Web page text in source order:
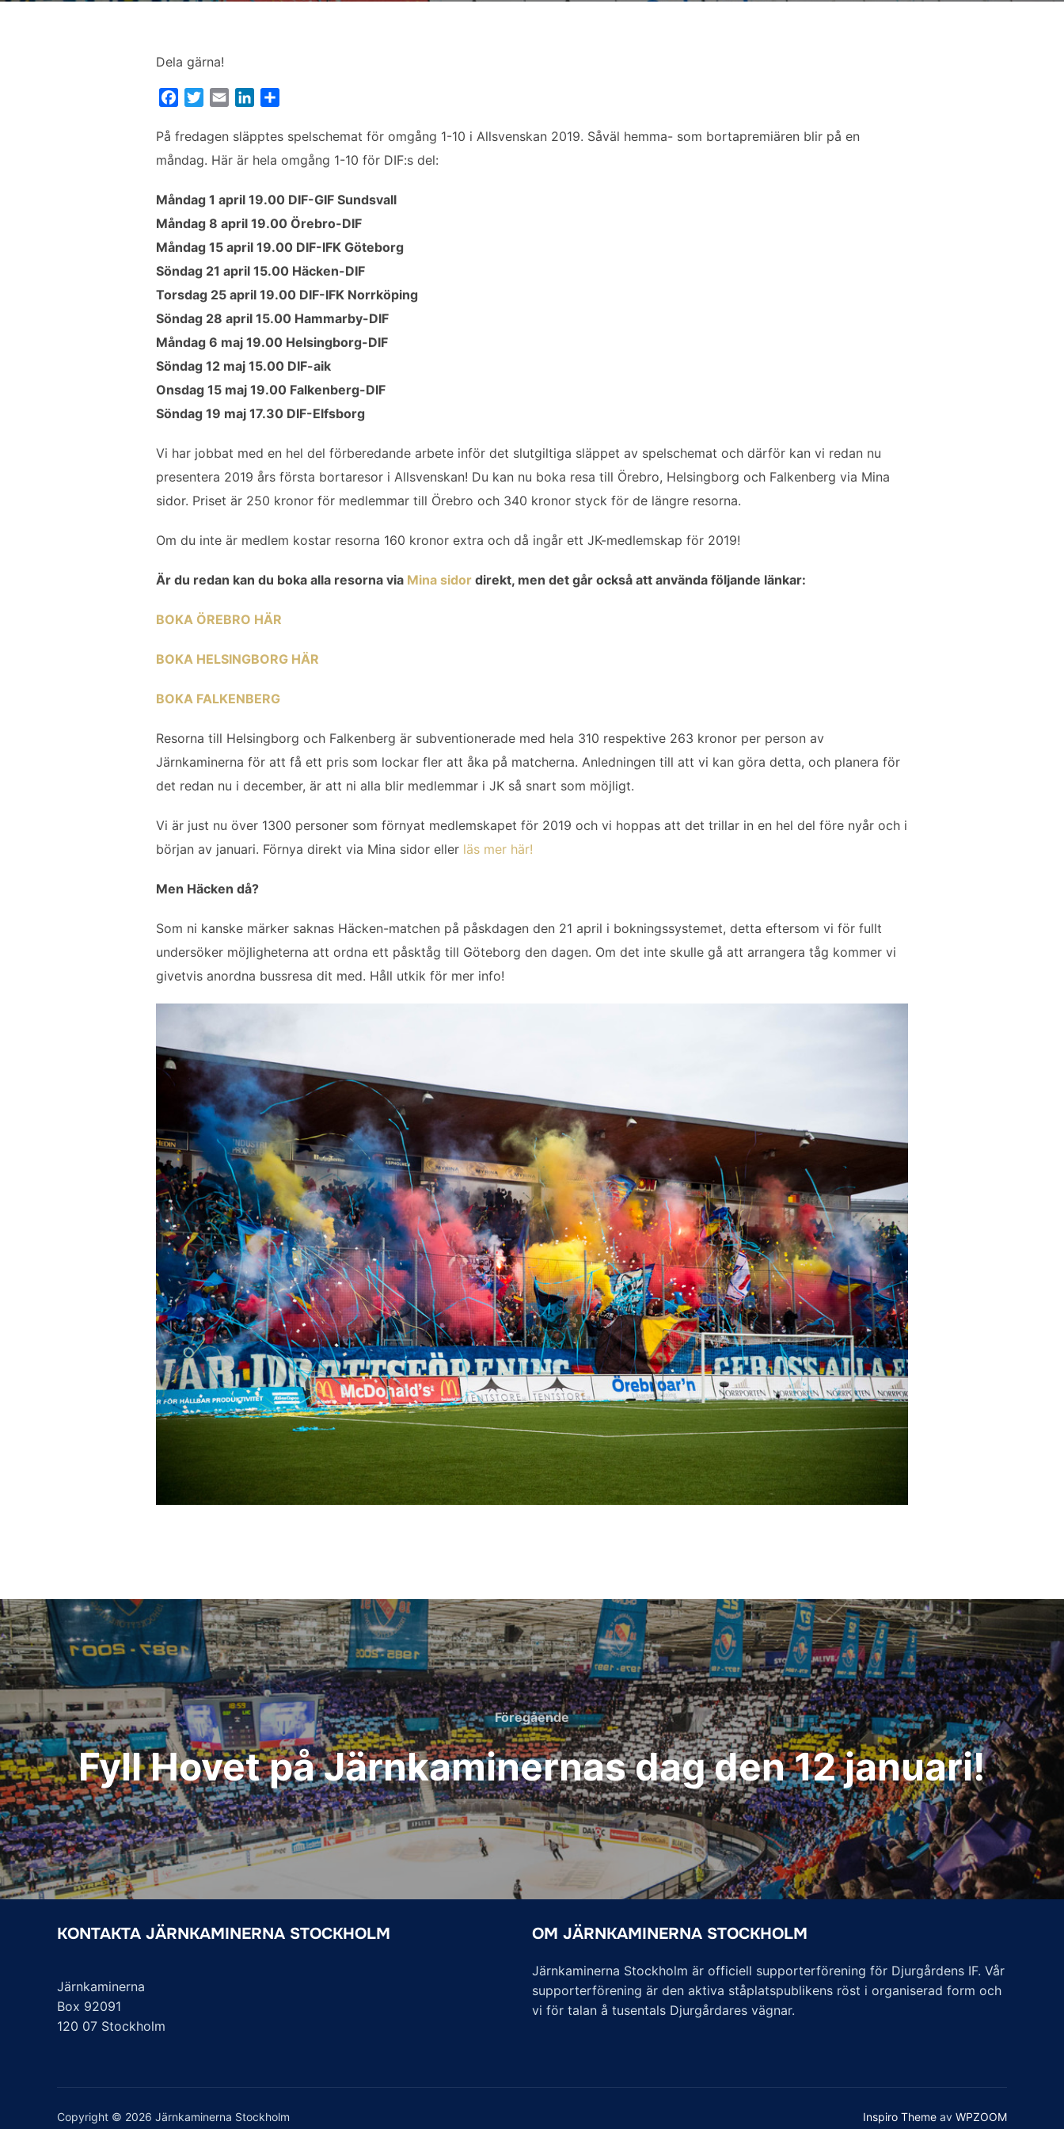
Dela gärna!
c
e
k
i
e
r
a
i
n
k
d
n
l
a
På fredagen släpptes spelschemat för omgång 1-10 i Allsvenskan 2019. Såväl hemma- som bortapremiären blir på en
måndag. Här är hela omgång 1-10 för DIF:s del:
Måndag 1 april 19.00 DIF-GIF Sundsvall
Måndag 8 april 19.00 Örebro-DIF
Måndag 15 april 19.00 DIF-IFK Göteborg
Söndag 21 april 15.00 Häcken-DIF
Torsdag 25 april 19.00 DIF-IFK Norrköping
Söndag 28 april 15.00 Hammarby-DIF
Måndag 6 maj 19.00 Helsingborg-DIF
Söndag 12 maj 15.00 DIF-aik
Onsdag 15 maj 19.00 Falkenberg-DIF
Söndag 19 maj 17.30 DIF-Elfsborg
Vi har jobbat med en hel del förberedande arbete inför det slutgiltiga släppet av spelschemat och därför kan vi redan nu
presentera 2019 års första bortaresor i Allsvenskan! Du kan nu boka resa till Örebro, Helsingborg och Falkenberg via Mina
sidor. Priset är 250 kronor för medlemmar till Örebro och 340 kronor styck för de längre resorna.
Om du inte är medlem kostar resorna 160 kronor extra och då ingår ett JK-medlemskap för 2019!
Är du redan kan du boka alla resorna via Mina sidor direkt, men det går också att använda följande länkar:
BOKA ÖREBRO HÄR
BOKA HELSINGBORG HÄR
BOKA FALKENBERG
Resorna till Helsingborg och Falkenberg är subventionerade med hela 310 respektive 263 kronor per person av
Järnkaminerna för att få ett pris som lockar fler att åka på matcherna. Anledningen till att vi kan göra detta, och planera för
det redan nu i december, är att ni alla blir medlemmar i JK så snart som möjligt.
Vi är just nu över 1300 personer som förnyat medlemskapet för 2019 och vi hoppas att det trillar in en hel del före nyår och i
början av januari. Förnya direkt via Mina sidor eller läs mer här!
Men Häcken då?
Som ni kanske märker saknas Häcken-matchen på påskdagen den 21 april i bokningssystemet, detta eftersom vi för fullt
undersöker möjligheterna att ordna ett påsktåg till Göteborg den dagen. Om det inte skulle gå att arrangera tåg kommer vi
givetvis anordna bussresa dit med. Håll utkik för mer info!
Inläggsnavigering
Föregående
Föregående
Fyll Hovet på Järnkaminernas dag den 12 januari!
KONTAKTA JÄRNKAMINERNA STOCKHOLM
Järnkaminerna
Box 92091
120 07 Stockholm
OM JÄRNKAMINERNA STOCKHOLM
Järnkaminerna Stockholm är officiell supporterförening för Djurgårdens IF. Vår
supporterförening är den aktiva ståplatspublikens röst i organiserad form och
vi för talan å tusentals Djurgårdares vägnar.
Copyright © 2026 Järnkaminerna Stockholm Inspiro Theme av WPZOOM